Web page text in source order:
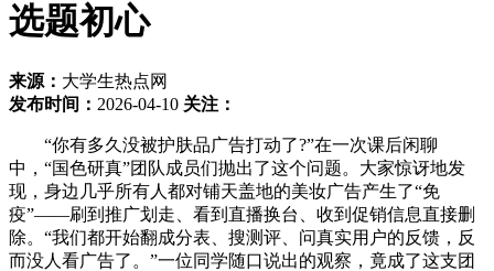
选题初心
来源： 大学生热点网
发布时间： 2026-04-10 关注：
“你有多久没被护肤品广告打动了?”在一次课后闲聊
中，“国色研真”团队成员们抛出了这个问题。大家惊讶地发
现，身边几乎所有人都对铺天盖地的美妆广告产生了“免
疫”——刷到推广划走、看到直播换台、收到促销信息直接删
除。“我们都开始翻成分表、搜测评、问真实用户的反馈，反
而没人看广告了。”一位同学随口说出的观察，竟成了这支团